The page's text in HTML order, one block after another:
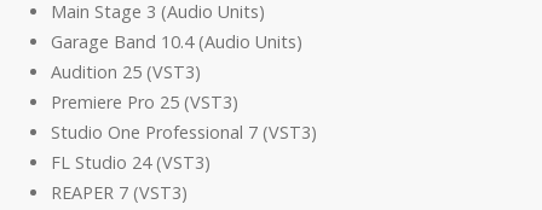
Main Stage 3 (Audio Units)
Garage Band 10.4 (Audio Units)
Audition 25 (VST3)
Premiere Pro 25 (VST3)
Studio One Professional 7 (VST3)
FL Studio 24 (VST3)
REAPER 7 (VST3)